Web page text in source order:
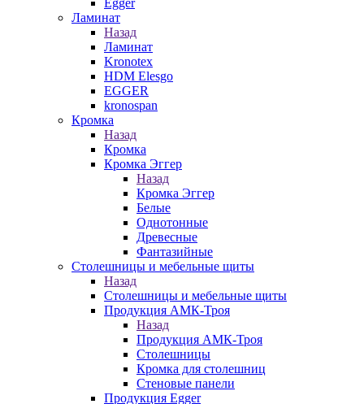
Egger
Ламинат
Назад
Ламинат
Kronotex
HDM Elesgo
EGGER
kronospan
Кромка
Назад
Кромка
Кромка Эггер
Назад
Кромка Эггер
Белые
Однотонные
Древесные
Фантазийные
Столешницы и мебельные щиты
Назад
Столешницы и мебельные щиты
Продукция АМК-Троя
Назад
Продукция АМК-Троя
Столешницы
Кромка для столешниц
Стеновые панели
Продукция Egger